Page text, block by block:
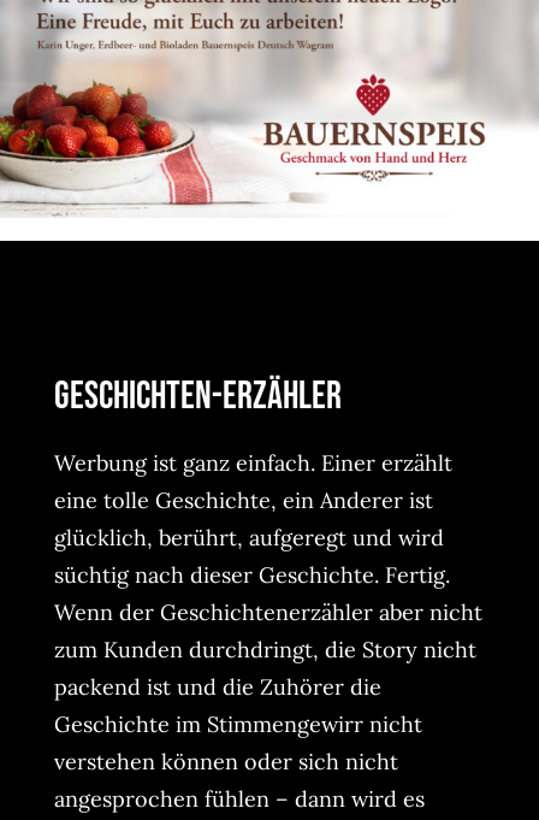
Geschichten-Erzähler
Werbung ist ganz einfach. Einer erzählt
eine tolle Geschichte, ein Anderer ist
glücklich, berührt, aufgeregt und wird
süchtig nach dieser Geschichte. Fertig.
Wenn der Geschichtenerzähler aber nicht
zum Kunden durchdringt, die Story nicht
packend ist und die Zuhörer die
Geschichte im Stimmengewirr nicht
verstehen können oder sich nicht
angesprochen fühlen – dann wird es